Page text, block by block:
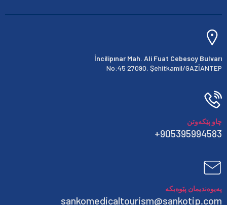
İncilipınar Mah. Ali Fuat Cebesoy Bulvarı
No:45 27090, Şehitkamil/GAZİANTEP
چاو پێکەوتن
905395994583+
پەیوەندیمان پێوەبکە
sankomedicaltourism@sankotip.com